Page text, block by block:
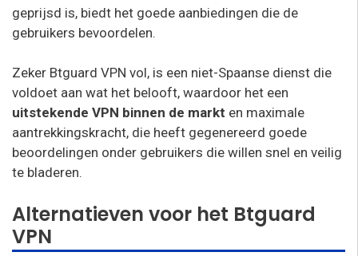
geprijsd is, biedt het goede aanbiedingen die de
gebruikers bevoordelen.
Zeker Btguard VPN vol, is een niet-Spaanse dienst die
voldoet aan wat het belooft, waardoor het een
uitstekende VPN binnen de markt en maximale
aantrekkingskracht, die heeft gegenereerd goede
beoordelingen onder gebruikers die willen snel en veilig
te bladeren.
Alternatieven voor het Btguard
VPN